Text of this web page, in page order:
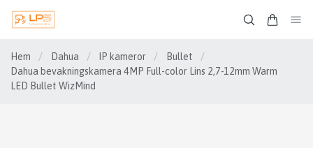
Hem / Dahua / IP kameror / Bullet
/
Dahua bevakningskamera 4MP Full-color Lins 2,7-12mm Warm
LED Bullet WizMind